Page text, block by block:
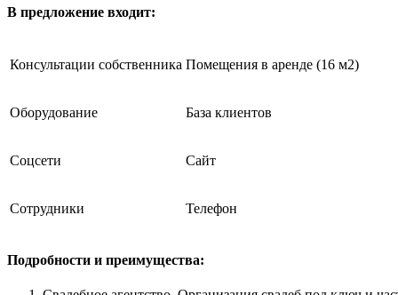
В предложение входит:
Консультации собственника Помещения в аренде (16 м2)
Оборудование База клиентов
Соцсети Сайт
Сотрудники Телефон
Подробности и преимущества: